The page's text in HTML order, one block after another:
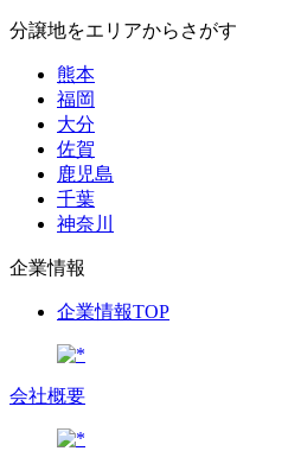
分譲地をエリアからさがす
熊本
福岡
大分
佐賀
鹿児島
千葉
神奈川
企業情報
企業情報TOP
会社概要